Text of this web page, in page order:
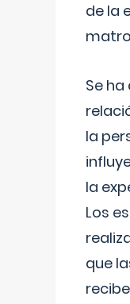
de la
Se
la
la
Los
que